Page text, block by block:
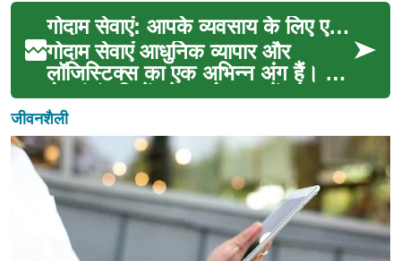
गोदाम सेवाएं: आपके व्यवसाय के लिए एक महत्वपूर्ण संसाधन
गोदाम सेवाएं आधुनिक व्यापार और
लॉजिस्टिक्स का एक अभिन्न अंग हैं। ये
सेवाएं कंपनियों को अपने उत्पादों को
सुरक्षित रूप ...
जीवनशैली